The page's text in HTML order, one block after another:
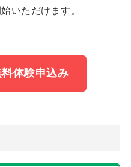
いただけます。
体験申込み